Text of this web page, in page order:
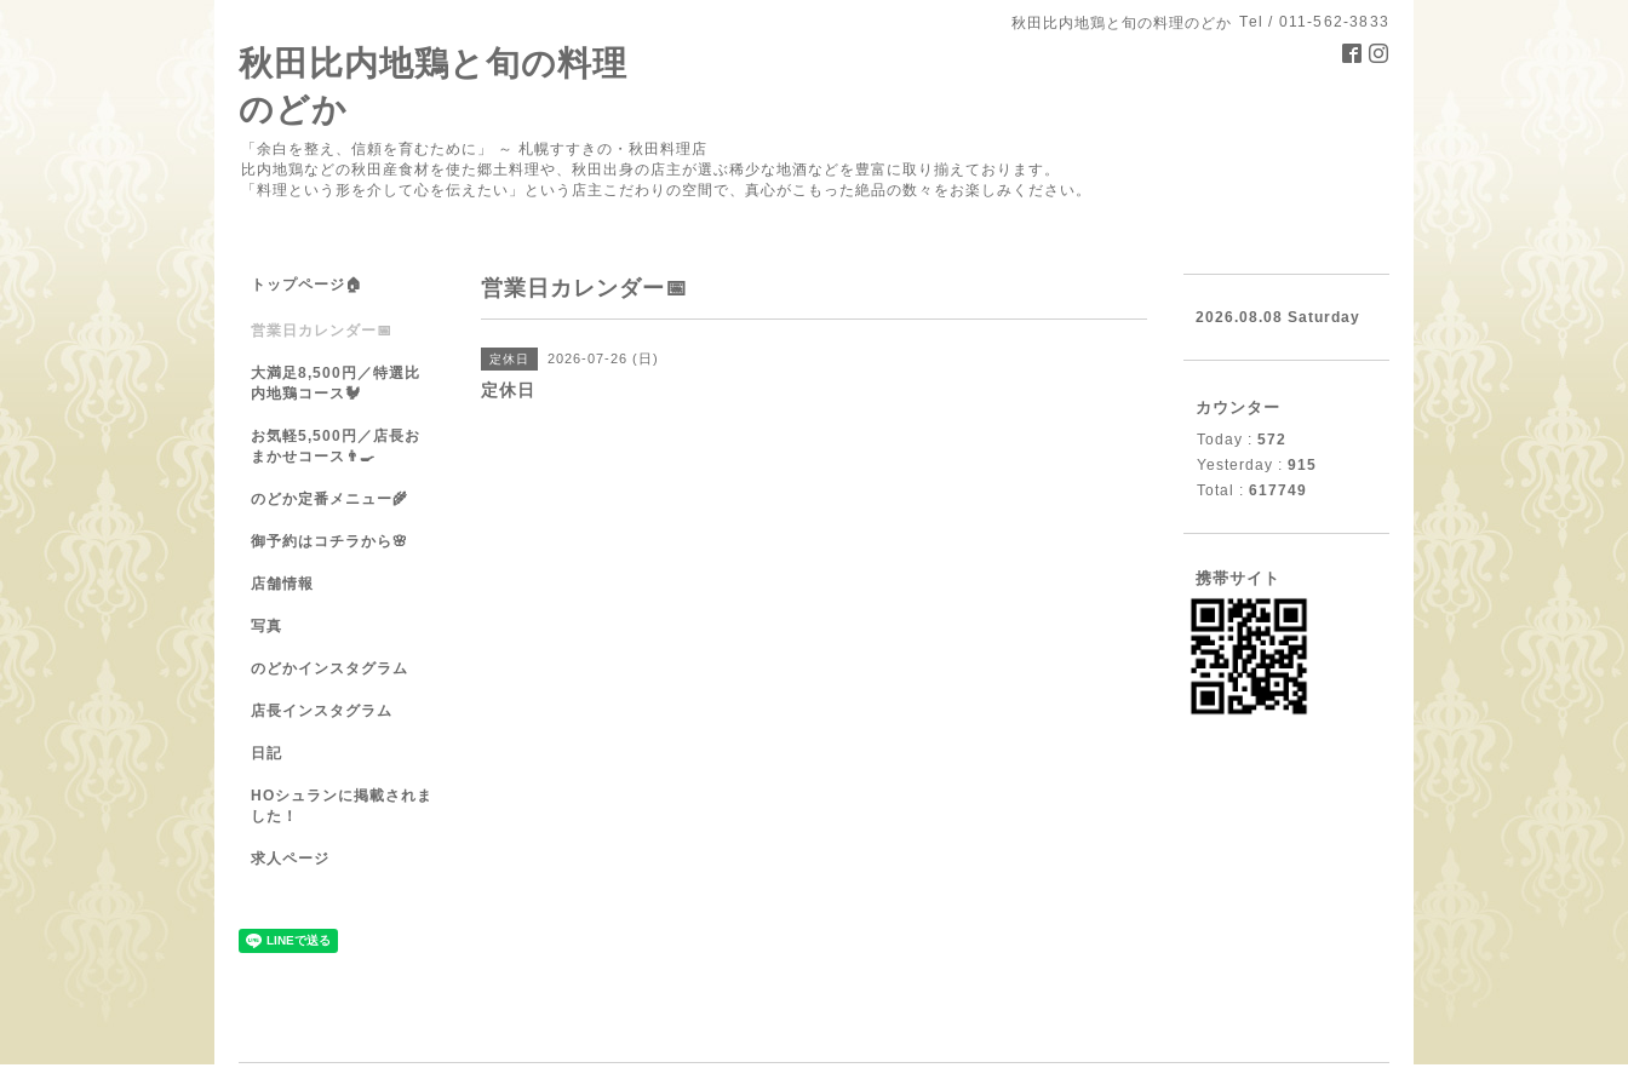
秋田比内地鶏と旬の料理のどか Tel / 011-562-3833
秋田比内地鶏と旬の料理
のどか
「余白を整え、信頼を育むために」 ～ 札幌すすきの・秋田料理店
比内地鶏などの秋田産食材を使た郷土料理や、秋田出身の店主が選ぶ稀少な地酒などを豊富に取り揃えております。
「料理という形を介して心を伝えたい」という店主こだわりの空間で、真心がこもった絶品の数々をお楽しみください。
営業日カレンダー📅
定休日 2026-07-26 (日)
定休日
トップページ🏠
営業日カレンダー📅
大満足8,500円／特選比
内地鶏コース🐓
お気軽5,500円／店長お
まかせコース👨‍🍳
のどか定番メニュー🌾
御予約はコチラから🌸
店舗情報
写真
のどかインスタグラム
店長インスタグラム
日記
HOシュランに掲載されま
した！
求人ページ
2026.08.08 Saturday
カウンター
Today : 572
Yesterday : 915
Total : 617749
携帯サイト